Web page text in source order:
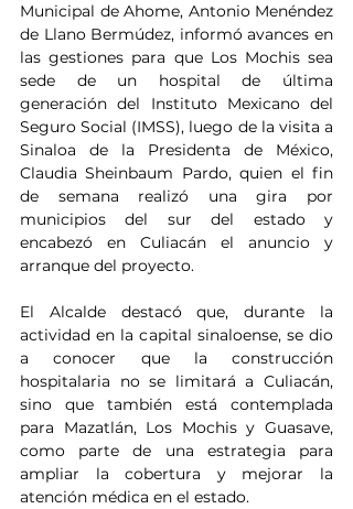
Municipal de Ahome, Antonio Menéndez
de Llano Bermúdez, informó avances en
las gestiones para que Los Mochis sea
sede de un hospital de última
generación del Instituto Mexicano del
Seguro Social (IMSS), luego de la visita a
Sinaloa de la Presidenta de México,
Claudia Sheinbaum Pardo, quien el fin
de semana realizó una gira por
municipios del sur del estado y
encabezó en Culiacán el anuncio y
arranque del proyecto.
El Alcalde destacó que, durante la
actividad en la capital sinaloense, se dio
a conocer que la construcción
hospitalaria no se limitará a Culiacán,
sino que también está contemplada
para Mazatlán, Los Mochis y Guasave,
como parte de una estrategia para
ampliar la cobertura y mejorar la
atención médica en el estado.